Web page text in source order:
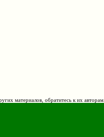
материалов, обратитесь к их авторам.